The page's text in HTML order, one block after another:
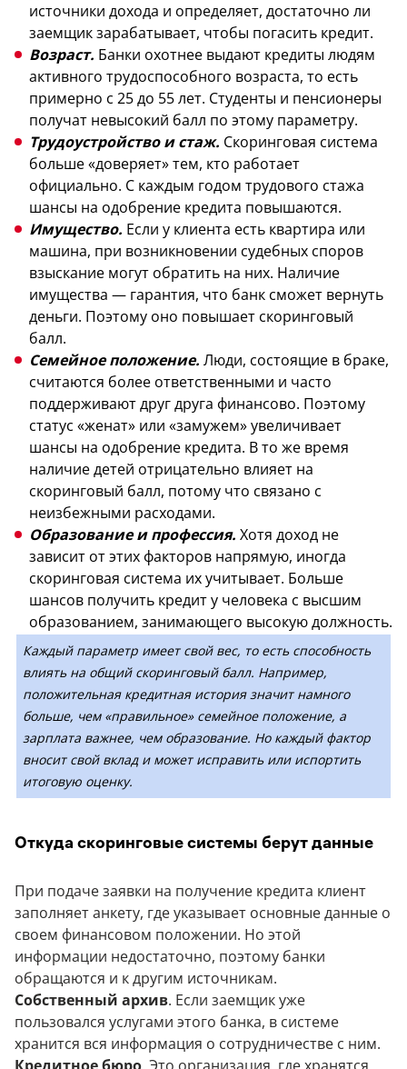
источники дохода и определяет, достаточно ли
заемщик зарабатывает, чтобы погасить кредит.
Возраст. Банки охотнее выдают кредиты людям
активного трудоспособного возраста, то есть
примерно с 25 до 55 лет. Студенты и пенсионеры
получат невысокий балл по этому параметру.
Трудоустройство и стаж. Скоринговая система
больше «доверяет» тем, кто работает
официально. С каждым годом трудового стажа
шансы на одобрение кредита повышаются.
Имущество. Если у клиента есть квартира или
машина, при возникновении судебных споров
взыскание могут обратить на них. Наличие
имущества — гарантия, что банк сможет вернуть
деньги. Поэтому оно повышает скоринговый
балл.
Семейное положение. Люди, состоящие в браке,
считаются более ответственными и часто
поддерживают друг друга финансово. Поэтому
статус «женат» или «замужем» увеличивает
шансы на одобрение кредита. В то же время
наличие детей отрицательно влияет на
скоринговый балл, потому что связано с
неизбежными расходами.
Образование и профессия. Хотя доход не
зависит от этих факторов напрямую, иногда
скоринговая система их учитывает. Больше
шансов получить кредит у человека с высшим
образованием, занимающего высокую должность.
Каждый параметр имеет свой вес, то есть способность
влиять на общий скоринговый балл. Например,
положительная кредитная история значит намного
больше, чем «правильное» семейное положение, а
зарплата важнее, чем образование. Но каждый фактор
вносит свой вклад и может исправить или испортить
итоговую оценку.
Откуда скоринговые системы берут данные
При подаче заявки на получение кредита клиент
заполняет анкету, где указывает основные данные о
своем финансовом положении. Но этой
информации недостаточно, поэтому банки
обращаются и к другим источникам.
Собственный архив. Если заемщик уже
пользовался услугами этого банка, в системе
хранится вся информация о сотрудничестве с ним.